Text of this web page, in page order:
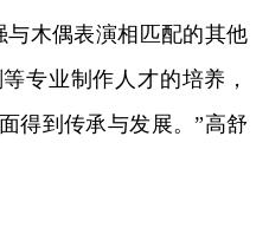
木偶表演相匹配的其他
专业制作人才的培养，
得到传承与发展。”高舒